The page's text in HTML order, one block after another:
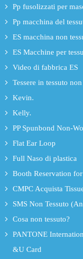
Pp fusolizzati per
Pp macchina del
ES macchina non
ES Macchine per
Video di fabbrica ES
Tessere in tessuto
Kevin.
Kelly.
PP Spunbond Non-
Flat Ear Loop
Full Naso di plastica
Booth Reservation
CMPC Acquista
SMS Non Tessuto
Cosa non tessuto?
PANTONE
&U Card